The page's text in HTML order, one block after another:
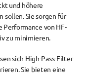
und höhere
sollen. Sie sorgen für
Performance von HF-
zu minimieren.
sich High-Pass-Filter
Sie bieten eine